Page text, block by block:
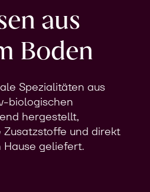
aus
Boden
Spezialitäten aus
biologischen
hergestellt,
und direkt
Hause geliefert.